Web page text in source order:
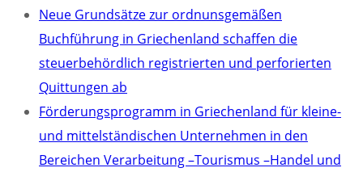
Neue Grundsätze zur ordnunsgemäßen
Buchführung in Griechenland schaffen die
steuerbehördlich registrierten und perforierten
Quittungen ab
Förderungsprogramm in Griechenland für kleine-
und mittelständischen Unternehmen in den
Bereichen Verarbeitung –Tourismus –Handel und